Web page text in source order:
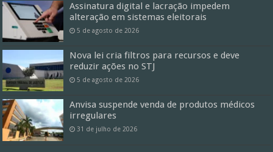
Assinatura digital e lacração impedem
alteração em sistemas eleitorais
5 de agosto de 2026
Nova lei cria filtros para recursos e deve
reduzir ações no STJ
5 de agosto de 2026
Anvisa suspende venda de produtos médicos
irregulares
31 de julho de 2026